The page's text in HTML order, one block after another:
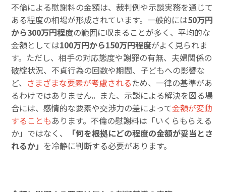
不倫による慰謝料の金額は、裁判例や示談実務を通じて
ある程度の相場が形成されています。一般的には50万円
から300万円程度の範囲に収まることが多く、平均的な
金額としては100万円から150万円程度がよく見られま
す。ただし、相手の対応態度や謝罪の有無、夫婦関係の
破綻状況、不貞行為の回数や期間、子どもへの影響な
ど、 さまざまな要素が考慮されるため、一律の基準があ
るわけではありません。また、示談による解決を図る場
合には、感情的な要素や交渉力の差によって金額が変動
することもあります。不倫の慰謝料は「いくらもらえる
か」ではなく、
「何を根拠にどの程度の金額が妥当とさ
れるか」 を冷静に判断する必要があります。